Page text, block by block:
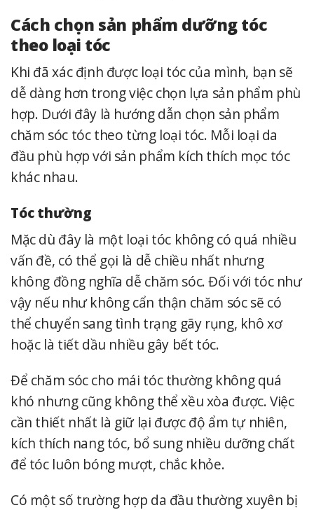
Cách chọn sản phẩm dưỡng tóc
theo loại tóc
Khi đã xác định được loại tóc của mình, bạn sẽ
dễ dàng hơn trong việc chọn lựa sản phẩm phù
hợp. Dưới đây là hướng dẫn chọn sản phẩm
chăm sóc tóc theo từng loại tóc. Mỗi loại da
đầu phù hợp với sản phẩm kích thích mọc tóc
khác nhau.
Tóc thường
Mặc dù đây là một loại tóc không có quá nhiều
vấn đề, có thể gọi là dễ chiều nhất nhưng
không đồng nghĩa dễ chăm sóc. Đối với tóc như
vậy nếu như không cẩn thận chăm sóc sẽ có
thể chuyển sang tình trạng gãy rụng, khô xơ
hoặc là tiết dầu nhiều gây bết tóc.
Để chăm sóc cho mái tóc thường không quá
khó nhưng cũng không thể xều xòa được. Việc
cần thiết nhất là giữ lại được độ ẩm tự nhiên,
kích thích nang tóc, bổ sung nhiều dưỡng chất
để tóc luôn bóng mượt, chắc khỏe.
Có một số trường hợp da đầu thường xuyên bị